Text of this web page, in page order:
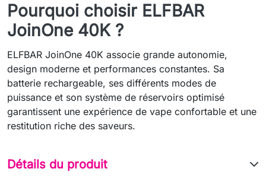
Pourquoi choisir ELFBAR
JoinOne 40K ?
ELFBAR JoinOne 40K associe grande autonomie,
design moderne et performances constantes. Sa
batterie rechargeable, ses différents modes de
puissance et son système de réservoirs optimisé
garantissent une expérience de vape confortable et une
restitution riche des saveurs.
Détails du produit